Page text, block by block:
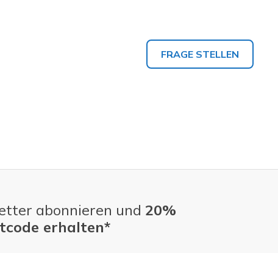
FRAGE STELLEN
abonnieren und 20%
erhalten*